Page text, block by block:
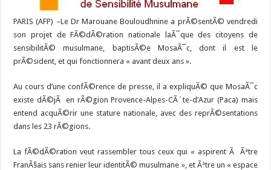
PARIS (AFP) –Le Dr Marouane Bouloudhnine a prÃ©sentÃ© vendredi
son projet de FÃ©dÃ©ration nationale laÃ¯que des citoyens de
sensibilitÃ© musulmane, baptisÃ©e MosaÃ¯c, dont il est le
prÃ©sident, et qui fonctionnera « avant deux ans ».
Au cours d’une confÃ©rence de presse, il a expliquÃ© que MosaÃ¯c
existe dÃ©jÃ en rÃ©gion Provence-Alpes-CÃ´te-d’Azur (Paca) mais
entend acquÃ©rir une stature nationale, avec des reprÃ©sentations
dans les 23 rÃ©gions.
La fÃ©dÃ©ration veut rassembler tous ceux qui « aspirent Ã Ãªtre
FranÃ§ais sans renier leur identitÃ© musulmane », et Ãªtre un « espace